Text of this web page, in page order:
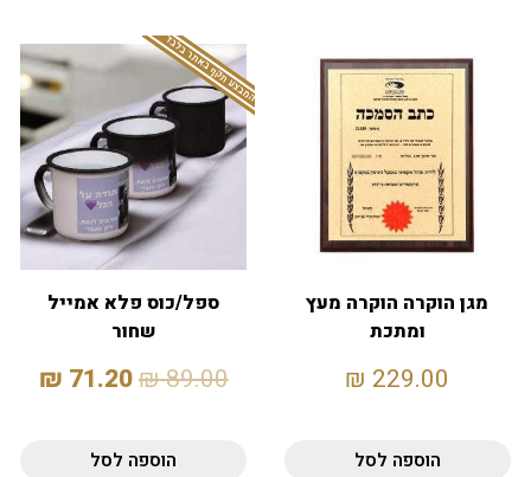
מגן הוקרה הוקרה מעץ
ומתכת
229.00
₪
הוספה לסל
המבצע תקף באתר בלבד
ספל/כוס פלא אמייל
שחור
89.00
₪
71.20
₪
הוספה לסל